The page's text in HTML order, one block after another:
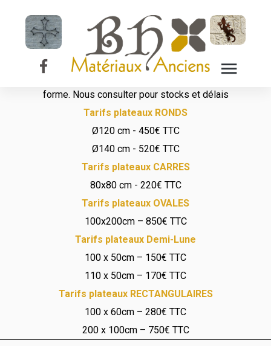
Plateau de table
en marbre
Possibilité de choisir sur commande le motif, la couleur et la
forme. Nous consulter pour stocks et délais
Tarifs plateaux RONDS
Ø120 cm - 450€ TTC
Ø140 cm - 520€ TTC
Tarifs plateaux CARRES
80x80 cm - 220€ TTC
Tarifs plateaux OVALES
100x200cm – 850€ TTC
Tarifs plateaux Demi-Lune
100 x 50cm – 150€ TTC
110 x 50cm – 170€ TTC
Tarifs plateaux RECTANGULAIRES
100 x 60cm – 280€ TTC
200 x 100cm – 750€ TTC